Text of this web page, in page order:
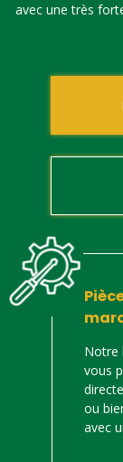
avec une très
Notre
vous
ou
avec